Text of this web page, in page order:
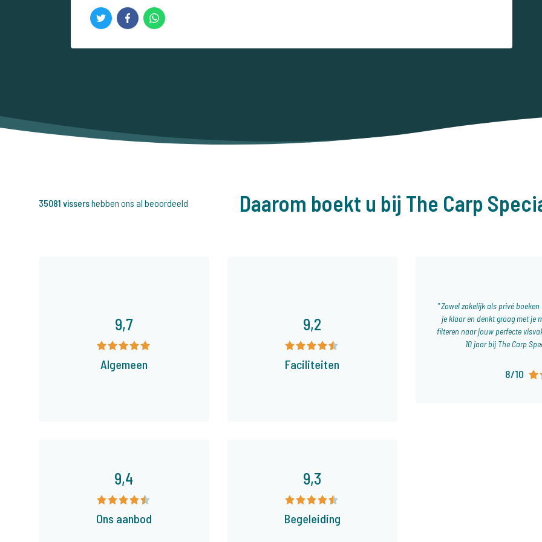
Daarom boekt u bij The Carp
35081 vissershebben ons al beoordeeld
9,7
Algemeen
9,2
Faciliteiten
Zowel zakelijk als privé
je klaar en denkt graag met je
filteren naar jouw perfecte
10 jaar bij The Carp
8/10
9,4
Ons aanbod
9,3
Begeleiding